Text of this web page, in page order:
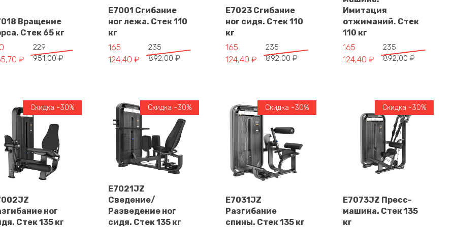
В корзину
Вращение
Стек 65 кг
229
951,00₽
цена составляла 229 951,00 ₽.
₽
цена: 160 965,70 ₽.
В корзину
E7001 Сгибание
ног лежа. Стек 110
кг
235
892,00₽
Первоначальная цена составляла 235 892,00 ₽.
165
124,40 ₽
Текущая цена: 165 124,40 ₽.
В корзину
E7023 Сгибание
ног сидя. Стек 110
кг
235
892,00₽
Первоначальная цена составляла 235 892,00 ₽.
165
124,40 ₽
Текущая цена: 165 124,40 ₽.
В корзину
Имитация
отжиманий. Стек
110 кг
235
892,00₽
Первоначальная цена
165
124,40 ₽
Текущая цена: 165 124,40 ₽.
В корзину
Скидка -30%
ног
Стек 135 кг
В корзину
Скидка -30%
E7021JZ
Сведение/
Разведение ног
сидя. Стек 135 кг
В корзину
Скидка -30%
E7031JZ
Разгибание
спины. Стек 135 кг
В корзину
Скидка -30%
E7073JZ Пресс-
машина. Стек 135
кг